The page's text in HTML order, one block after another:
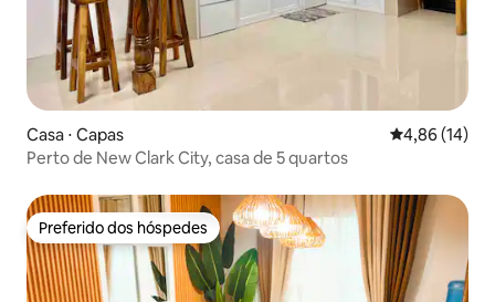
Casa ⋅ Capas 4,86 de uma
4,86 (14)
Perto de New Clark City, casa de 5 quartos
Preferido dos hóspedes
Preferido dos hóspedes